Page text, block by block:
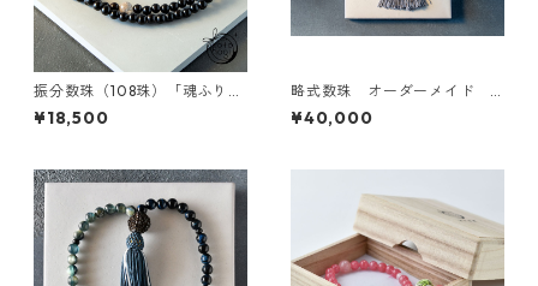
振分数珠（108珠）「魂ふり」
黒檀 ホワイトガーデンクォー
ツ パワーストーン
¥18,500
略式数珠 オーダーメイド 2
0240708 3点 アマゾナイ
ト グレーオニキス エンジ
¥40,000